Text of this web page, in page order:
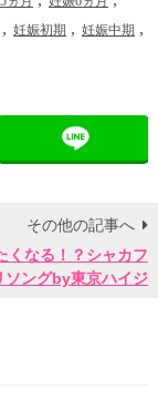
妊娠初期 妊娠中期
その他の記事へ
くなる！？シャカフ
ソングby東京ハイジ